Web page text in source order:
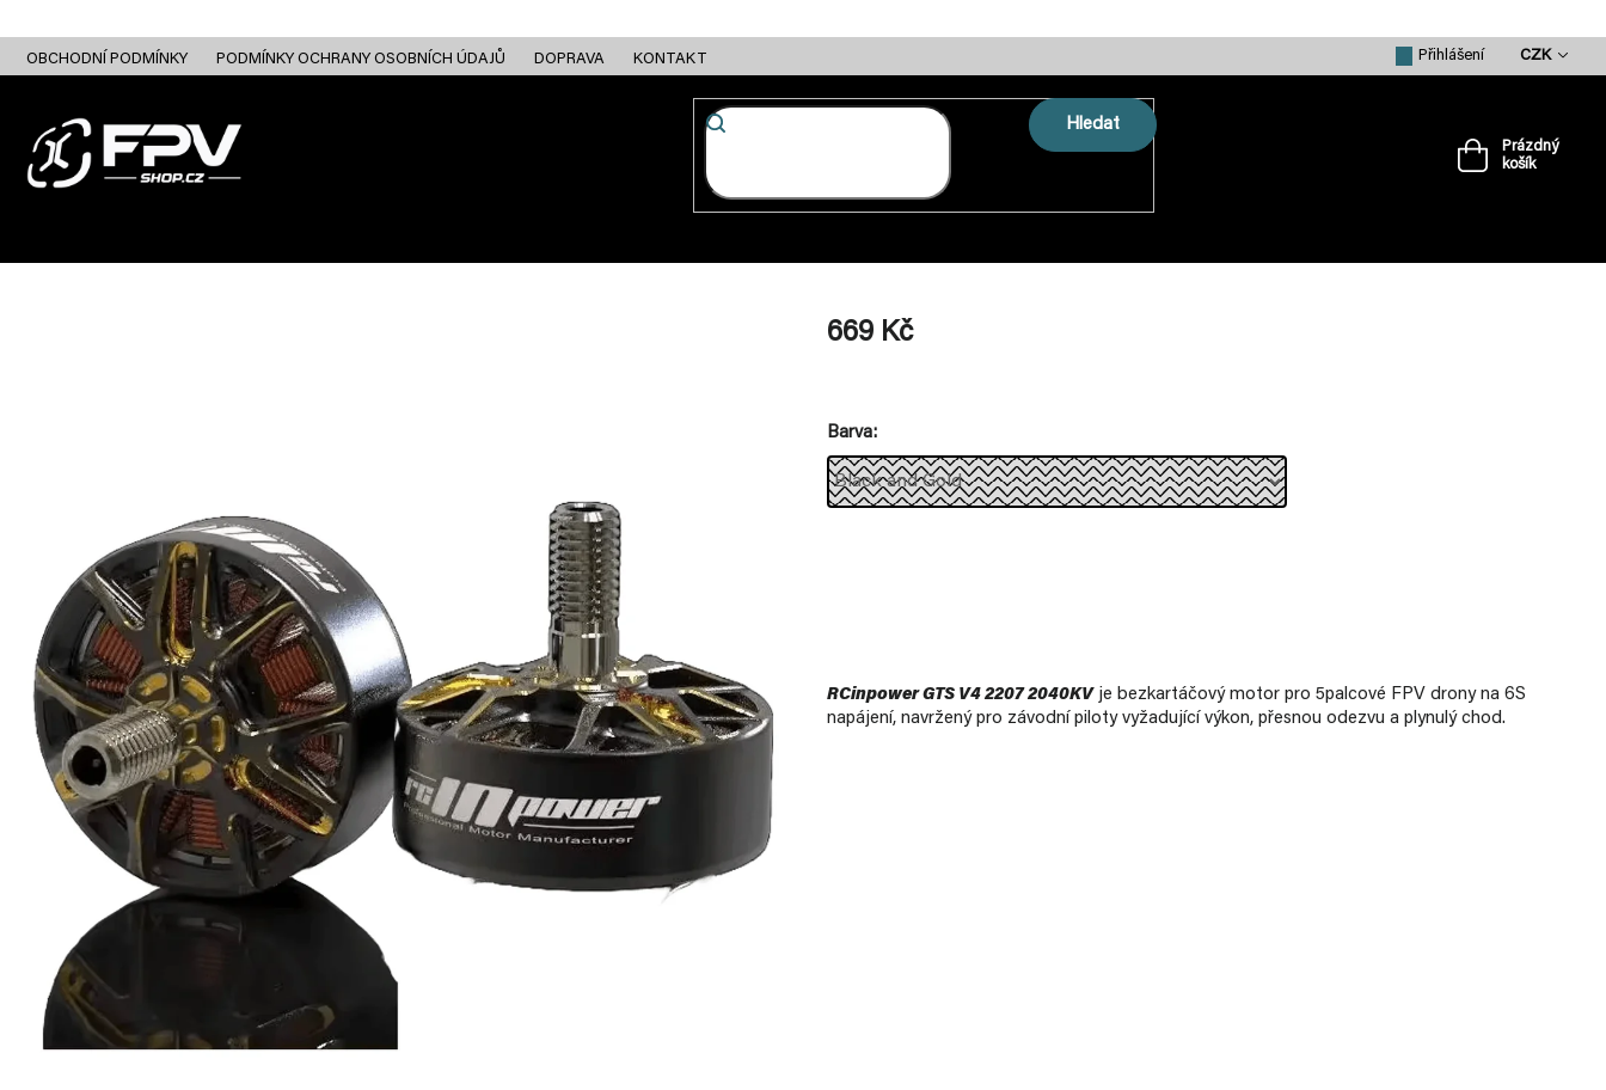
obsahOBCHODNÍ PODMÍNKY PODMÍNKY OCHRANY OSOBNÍCH ÚDAJŮ DOPRAVA KONTAKT CZK
Přihlášení
Hledat
Nákupní
Prázdný
košík
669 Kč
Barva
RCinpower GTS V4 2207 2040KVje bezkartáčový motor pro 5palcové FPV drony na 6S
napájení, navržený pro závodní piloty vyžadující výkon, přesnou odezvu a plynulý chod.